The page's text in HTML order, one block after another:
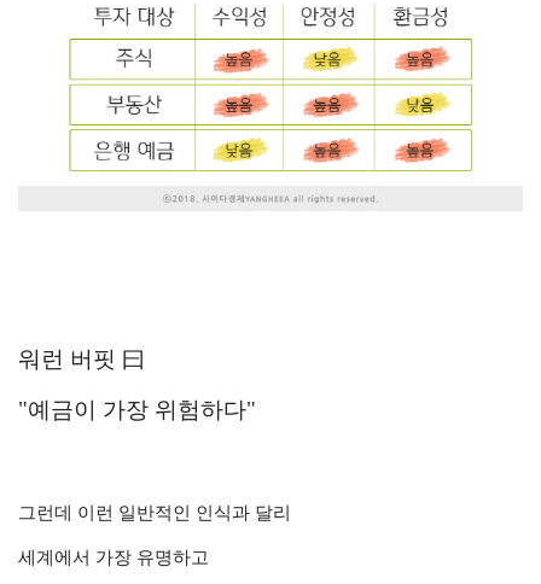
워런 버핏 曰
"예금이 가장 위험하다"
그런데 이런 일반적인 인식과 달리
세계에서 가장 유명하고